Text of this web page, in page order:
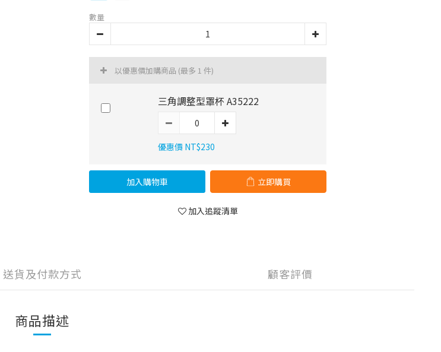
數量
以優惠價加購商品 (最多 1 件)
三角調整型罩杯 A35222
優惠價 NT$230
加入購物車 立即購買
加入追蹤清單
送貨及付款方式 顧客評價
商品描述